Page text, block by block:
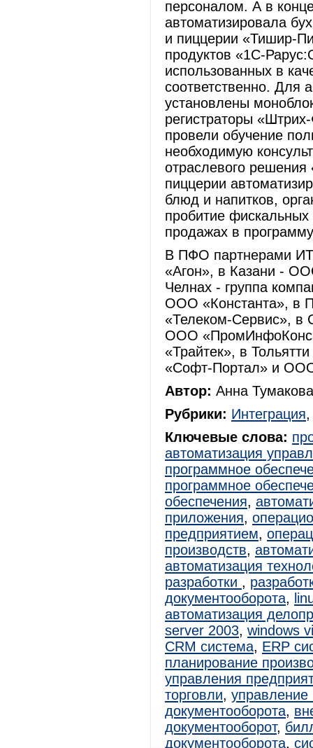
персоналом. А в
автоматизировала
и пиццерии «Тишир-
продуктов «1С-
использованных в
соответственно. Для
установлены
регистраторы
провели обучение
необходимую
отраслевого
пиццерии
блюд и напитков,
пробитие
продажах в
В ПФО партнерами
«Агон», в Казани -
Челнах - группа
ООО «Константа»,
«Телеком-Сервис»,
ООО
«Трайтек», в
«Софт-Портал» и
Автор: Анна
Рубрики: Интеграция
Ключевые слова:
автоматизация
программное
программное
обеспечения,
приложения,
предприятием,
производств,
автоматизация
разработки ,
документооборота,
автоматизация
server 2003, windows
CRM система, ERP
планирование
управления
торговли, управление
документооборота,
документооборот,
документооборота,